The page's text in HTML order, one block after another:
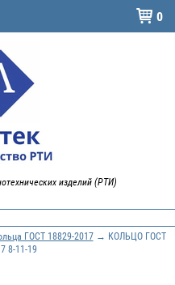
 0
изделий (РТИ)
ГОСТ 18829-2017→ КОЛЬЦО ГОСТ
8-11-19